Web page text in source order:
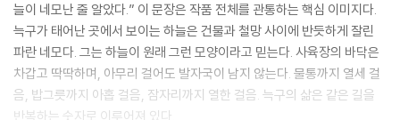
늘이 네모난 줄 알았다.” 이 문장은 작품 전체를 관통하는 핵심 이미지다.
늑구가 태어난 곳에서 보이는 하늘은 건물과 철망 사이에 반듯하게 잘린
파란 네모다. 그는 하늘이 원래 그런 모양이라고 믿는다. 사육장의 바닥은
차갑고 딱딱하며, 아무리 걸어도 발자국이 남지 않는다. 물통까지 열세 걸
음, 밥그릇까지 아홉 걸음, 잠자리까지 열한 걸음. 늑구의 삶은 같은 길을
반복하는 숫자로 이루어져 있다.